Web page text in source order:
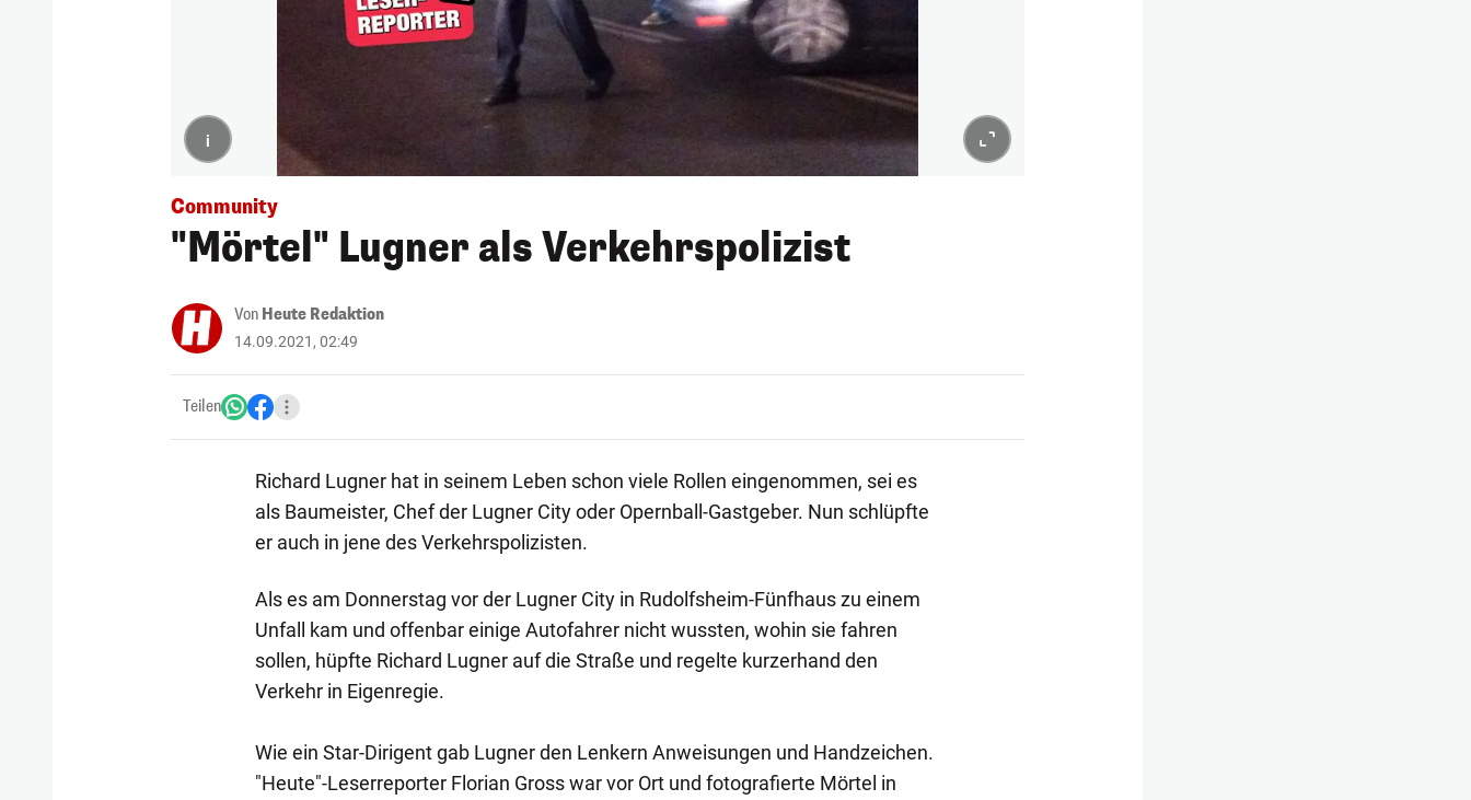
i
Community
"Mörtel" Lugner als Verkehrspolizist
Von Heute Redaktion
14.09.2021, 02:49
Teilen
Richard Lugner hat in seinem Leben schon viele Rollen eingenommen, sei es
als Baumeister, Chef der Lugner City oder Opernball-Gastgeber. Nun schlüpfte
er auch in jene des Verkehrspolizisten.
Als es am Donnerstag vor der Lugner City in Rudolfsheim-Fünfhaus zu einem
Unfall kam und offenbar einige Autofahrer nicht wussten, wohin sie fahren
sollen, hüpfte Richard Lugner auf die Straße und regelte kurzerhand den
Verkehr in Eigenregie.
Wie ein Star-Dirigent gab Lugner den Lenkern Anweisungen und Handzeichen.
"Heute"-Leserreporter Florian Gross war vor Ort und fotografierte Mörtel in